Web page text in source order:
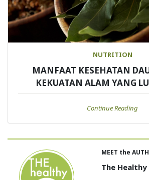
NUTRITION
MANFAAT KESEHATAN
KEKUATAN ALAM YANG
Continue Reading
MEET the
The Healthy